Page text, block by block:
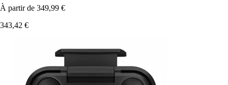
À partir de 349,99 €
343,42 €